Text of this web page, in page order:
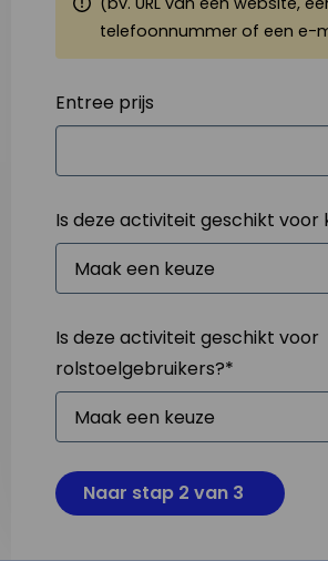
telefoonnummer of een e-
Entree prijs
Is deze activiteit geschikt voor
Is deze activiteit geschikt voor
rolstoelgebruikers?*